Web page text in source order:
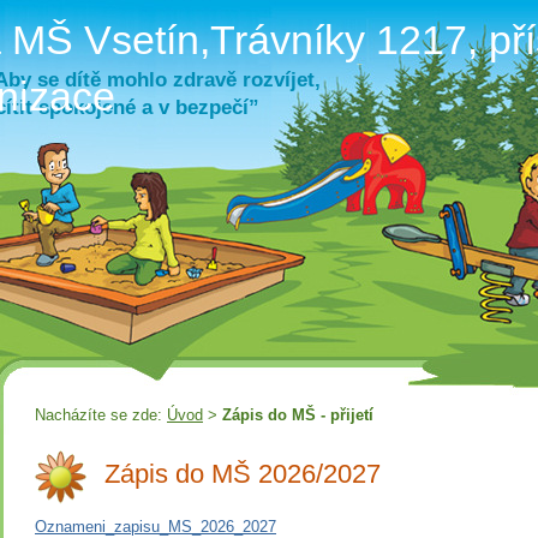
MŠ Vsetín,Trávníky 1217,
se dítě mohlo zdravě rozvíjet,
spokojené a v bezpečí”
Nacházíte se zde: Úvod > Zápis do MŠ - přijetí
Zápis do MŠ 2026/2027
Oznameni_zapisu_MS_2026_2027